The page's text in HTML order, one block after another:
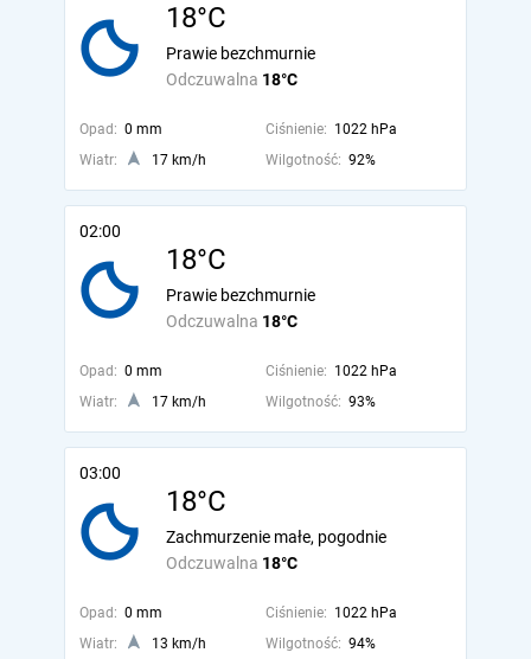
18°C
Odczuwalna 18°C
Prawie bezchmurnie
Opad: 0 mm Ciśnienie: 1022 hPa
Wiatr:
17 km/h Wilgotność: 92%
02:00
18°C
Odczuwalna 18°C
Prawie bezchmurnie
Opad: 0 mm Ciśnienie: 1022 hPa
Wiatr:
17 km/h Wilgotność: 93%
03:00
18°C
Odczuwalna 18°C
Zachmurzenie małe, pogodnie
Opad: 0 mm Ciśnienie: 1022 hPa
Wiatr:
13 km/h Wilgotność: 94%